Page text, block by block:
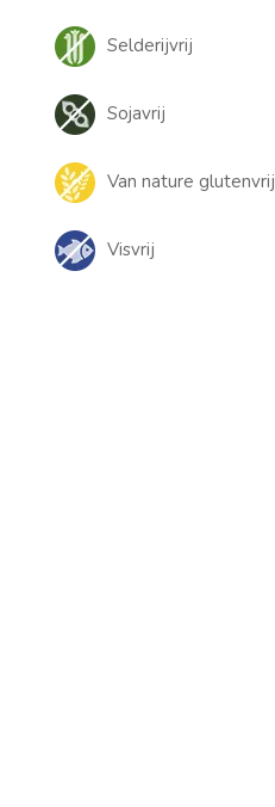
Selderijvrij
Sojavrij
Van nature glutenvrij
Visvrij